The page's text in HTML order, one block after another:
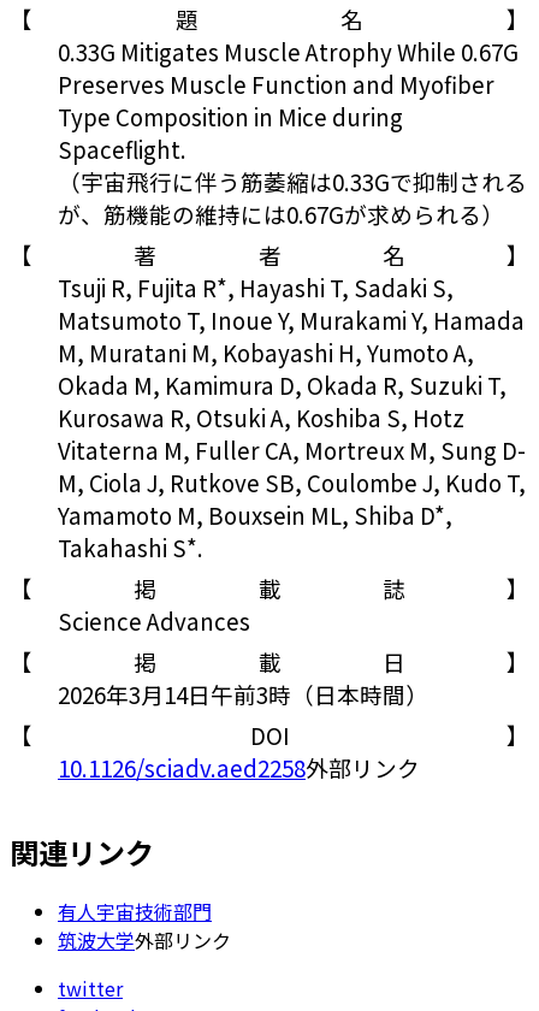
【題名】
0.33G Mitigates Muscle Atrophy While 0.67G
Preserves Muscle Function and Myofiber
Type Composition in Mice during
Spaceflight.
（宇宙飛行に伴う筋萎縮は0.33Gで抑制される
が、筋機能の維持には0.67Gが求められる）
【著者名】
Tsuji R, Fujita R*, Hayashi T, Sadaki S,
Matsumoto T, Inoue Y, Murakami Y, Hamada
M, Muratani M, Kobayashi H, Yumoto A,
Okada M, Kamimura D, Okada R, Suzuki T,
Kurosawa R, Otsuki A, Koshiba S, Hotz
Vitaterna M, Fuller CA, Mortreux M, Sung D-
M, Ciola J, Rutkove SB, Coulombe J, Kudo T,
Yamamoto M, Bouxsein ML, Shiba D*,
Takahashi S*.
【掲載誌】
Science Advances
【掲載日】
2026年3月14日午前3時（日本時間）
【DOI】
10.1126/sciadv.aed2258外部リンク
関連リンク
有人宇宙技術部門
筑波大学外部リンク
twitter